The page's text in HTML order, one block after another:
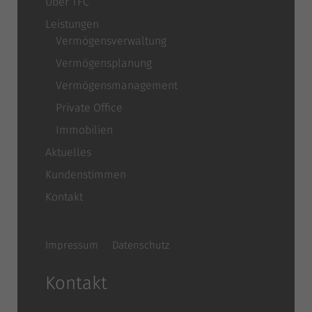
Leistungen
Vermögensverwaltung
Vermögensplanung
Vermögensmanagement
Private Office
Immobilien
Aktuelles
Kundenstimmen
Kontakt
Impressum Datenschutz
Kontakt